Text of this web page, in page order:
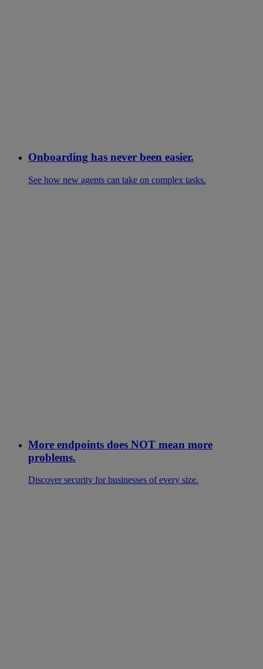
Onboarding has never been easier.
See how new agents can take on complex tasks.
More endpoints does NOT mean more
problems.
Discover security for businesses of every size.